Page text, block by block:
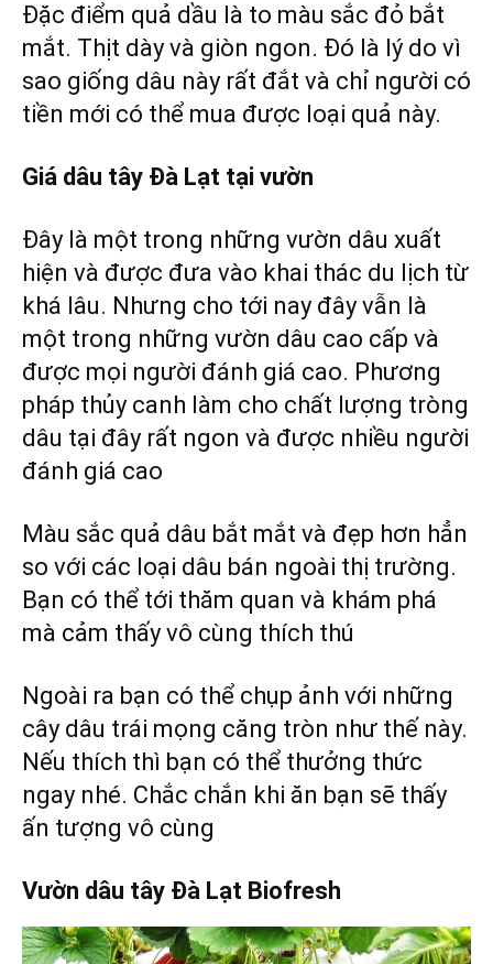
Đặc điểm quả dầu là to màu sắc đỏ bắt
mắt. Thịt dày và giòn ngon. Đó là lý do vì
sao giống dâu này rất đắt và chỉ người có
tiền mới có thể mua được loại quả này.
Giá dâu tây Đà Lạt tại vườn
Đây là một trong những vườn dâu xuất
hiện và được đưa vào khai thác du lịch từ
khá lâu. Nhưng cho tới nay đây vẫn là
một trong những vườn dâu cao cấp và
được mọi người đánh giá cao. Phương
pháp thủy canh làm cho chất lượng tròng
dâu tại đây rất ngon và được nhiều người
đánh giá cao
Màu sắc quả dâu bắt mắt và đẹp hơn hẳn
so với các loại dâu bán ngoài thị trường.
Bạn có thể tới thăm quan và khám phá
mà cảm thấy vô cùng thích thú
Ngoài ra bạn có thể chụp ảnh với những
cây dâu trái mọng căng tròn như thế này.
Nếu thích thì bạn có thể thưởng thức
ngay nhé. Chắc chắn khi ăn bạn sẽ thấy
ấn tượng vô cùng
Vườn dâu tây Đà Lạt Biofresh